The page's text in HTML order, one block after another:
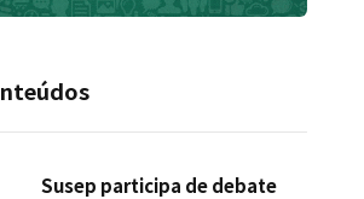
Susep participa de debate